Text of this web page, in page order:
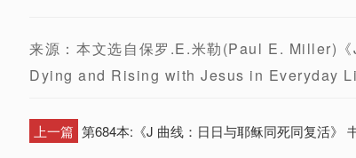
来源：本文选自保罗.E.米勒(Paul E. Miller)
Dying and Rising with Jesus in Everyday
上一篇 第684本:《J 曲线：日日与耶稣同死同复活》